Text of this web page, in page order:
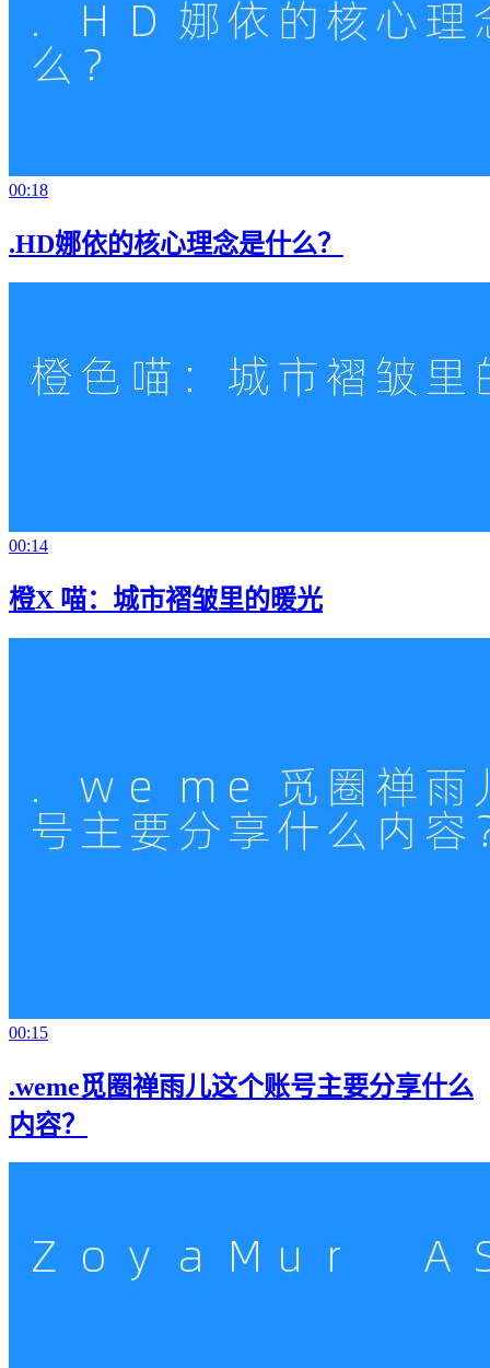
00:18
.HD娜依的核心理念是什么？
00:14
橙X 喵：城市褶皱里的暖光
00:15
.weme觅圈禅雨儿这个账号主要分享什么
内容？